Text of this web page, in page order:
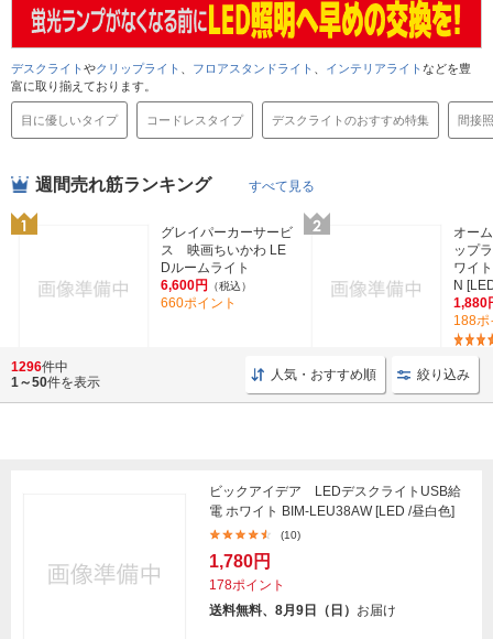
デスクライトやクリップライト フロアスタンドライト インテリアライトなどを豊
富に取り揃えております。
目に優しいタイプ コードレスタイプ デスクライトのおすすめ特集 間接
週間売れ筋ランキング すべて見る
グレイパーカーサービ
ス 映画ちいかわ LE
Dルームライト
6,600円
（税込）
660ポイント
オー
ップ
ワイ
N
1,880
188ポ
1296件中
1～50件を表示 人気・おすすめ順 絞り込み
ビックアイデア LEDデスクライトUSB給
電 ホワイト BIM-LEU38AW [LED /昼白色]
(10)
1,780円
178ポイント
送料無料、8月9日（日） お届け